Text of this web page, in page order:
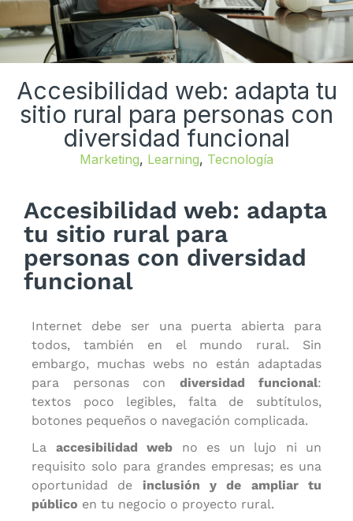
Accesibilidad web: adapta tu
sitio rural para personas con
diversidad funcional
Marketing, Learning, Tecnología
Accesibilidad web: adapta
tu sitio rural para
personas con diversidad
funcional
Internet debe ser una puerta abierta para
todos, también en el mundo rural. Sin
embargo, muchas webs no están adaptadas
para personas con diversidad funcional:
textos poco legibles, falta de subtítulos,
botones pequeños o navegación complicada.
La accesibilidad web no es un lujo ni un
requisito solo para grandes empresas; es una
oportunidad de inclusión y de ampliar tu
público en tu negocio o proyecto rural.